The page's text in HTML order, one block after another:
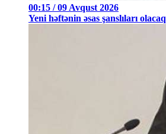
00:15 / 09 Avqust 2026
Yeni həftənin əsas şanslıları olacaq